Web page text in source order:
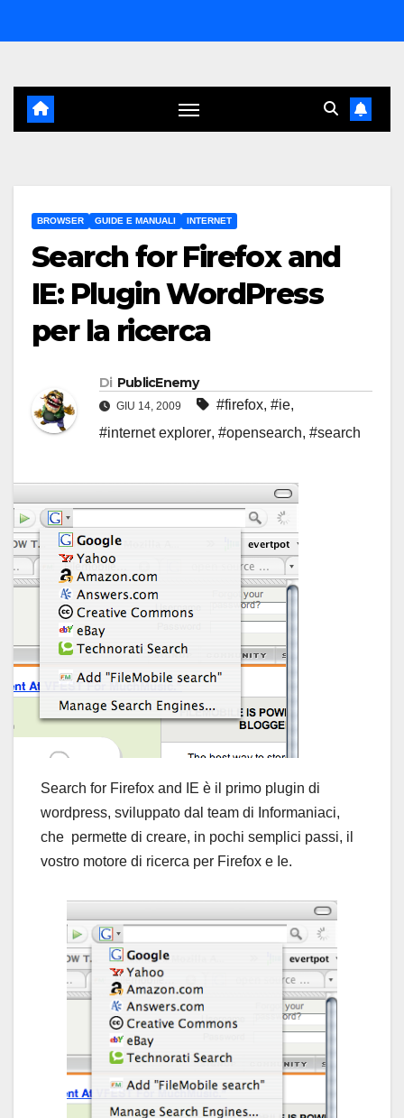
al
BROWSER GUIDE E MANUALI INTERNET
Search for Firefox and
IE: Plugin WordPress
per la ricerca
Di PublicEnemy
GIU 14, 2009 #firefox, #ie,
#internet explorer, #opensearch, #search
Search for Firefox and IE è il primo plugin di
wordpress, sviluppato dal team di Informaniaci,
che permette di creare, in pochi semplici passi, il
vostro motore di ricerca per Firefox e Ie.